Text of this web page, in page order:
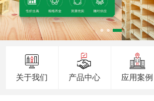
关于我们 产品中心 应用案例